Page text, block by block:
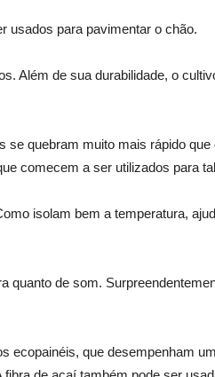
usados para pavimentar o chão.
Além de sua durabilidade, o
quebram muito mais rápido
comecem a ser utilizados para
isolam bem a temperatura,
quanto de som.
ecopainéis, que desempenham